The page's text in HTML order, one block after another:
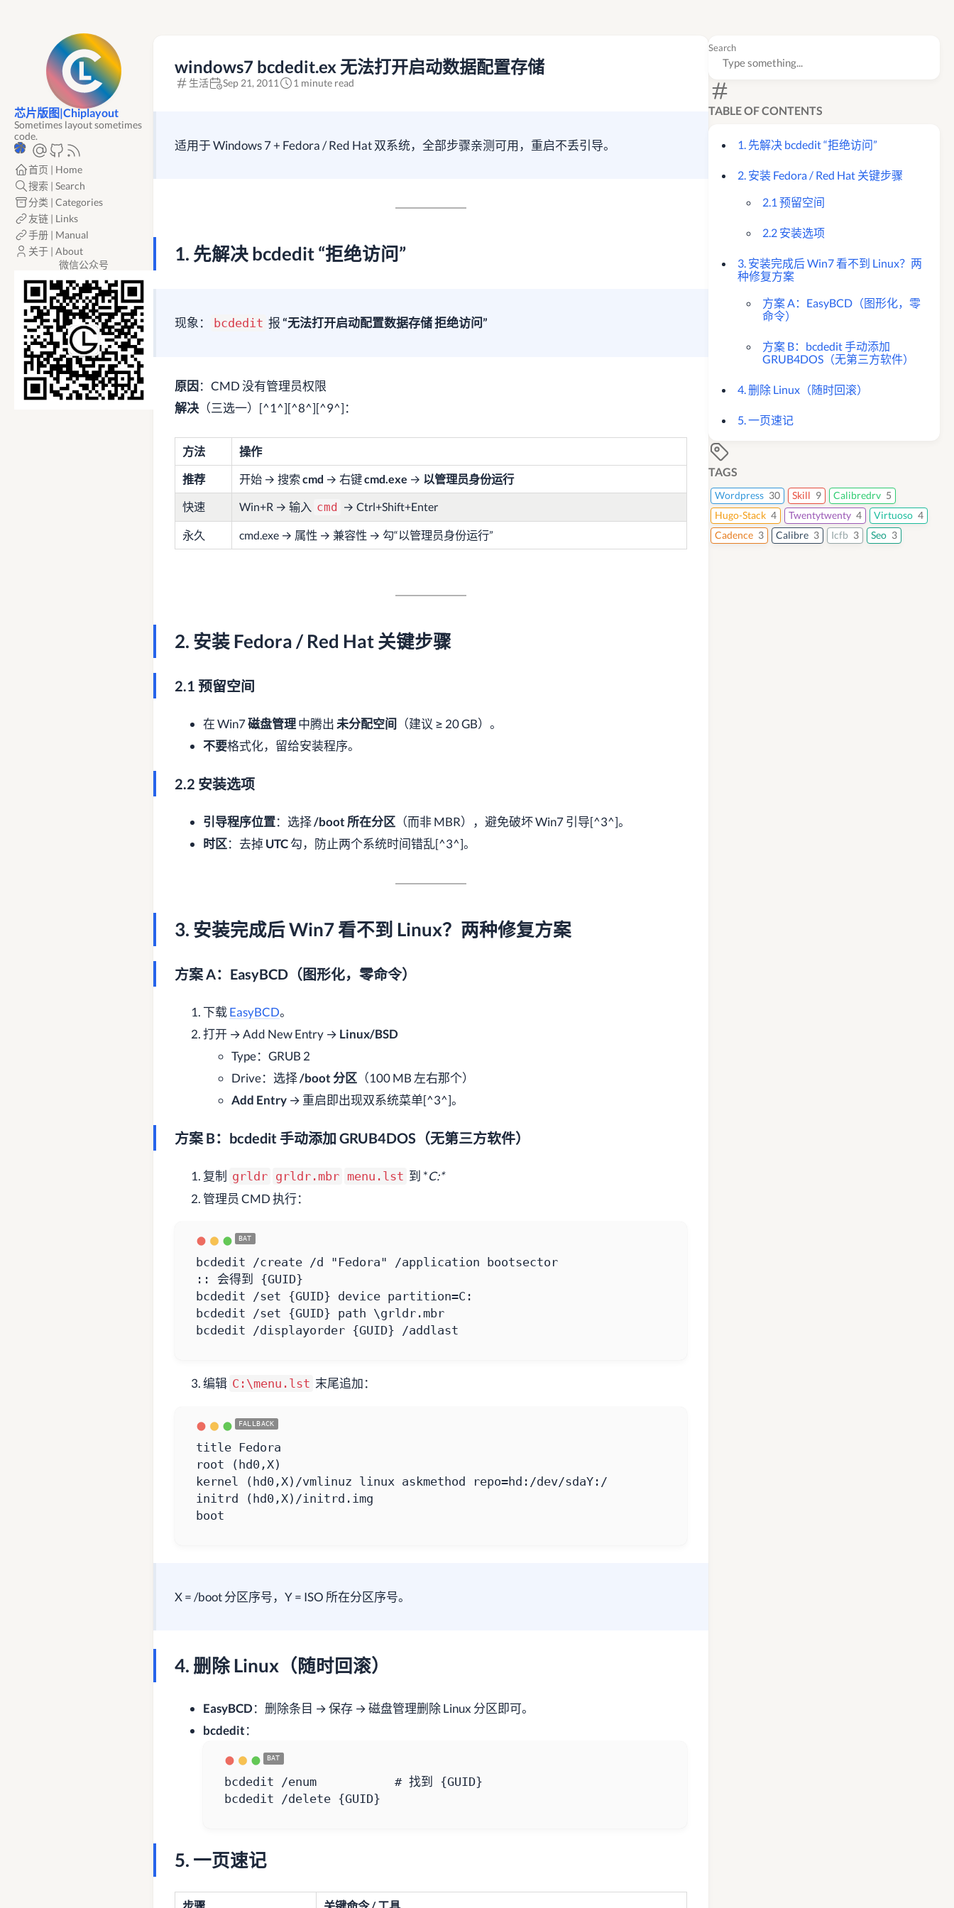
芯片版图|Chiplayout
Sometimes layout sometimes
code.
首页 | Home
搜索 | Search
分类 | Categories
友链 | Links
手册 | Manual
关于 | About
微信公众号
Search
TABLE OF CONTENTS
1. 先解决 bcdedit “拒绝访问”
2. 安装 Fedora / Red Hat 关键步骤
2.1 预留空间
2.2 安装选项
3. 安装完成后 Win7 看不到 Linux？两
种修复方案
方案 A：EasyBCD（图形化，零
命令）
方案 B：bcdedit 手动添加
GRUB4DOS（无第三方软件）
4. 删除 Linux（随时回滚）
5. 一页速记
TAGS
Wordpress 30 Skill 9 Calibredrv 5
Hugo-Stack 4 Twentytwenty 4 Virtuoso 4
Cadence 3 Calibre 3 Icfb 3 Seo 3
windows7 bcdedit.ex 无法打开启动数据配置存储
生活 Sep 21, 2011 1 minute read
适用于 Windows 7 + Fedora / Red Hat 双系统，全部步骤亲测可用，重启不丢引导。
1. 先解决 bcdedit “拒绝访问”
现象： bcdedit 报“无法打开启动配置数据存储 拒绝访问”
原因 ：CMD 没有管理员权限
解决（三选一）[^1^][^8^][^9^]：
方法 操作
推荐 开始 → 搜索cmd → 右键cmd.exe → 以管理员身份运行
快速 Win+R → 输入 cmd → Ctrl+Shift+Enter
永久 cmd.exe → 属性 → 兼容性 → 勾“以管理员身份运行”
2. 安装 Fedora / Red Hat 关键步骤
2.1 预留空间
在 Win7磁盘管理中腾出 未分配空间 （建议 ≥ 20 GB）。
不要格式化，留给安装程序。
2.2 安装选项
引导程序位置：选择/boot 所在分区（而非 MBR），避免破坏 Win7 引导[^3^]。
时区：去掉UTC勾，防止两个系统时间错乱[^3^]。
3. 安装完成后 Win7 看不到 Linux？两种修复方案
方案 A：EasyBCD（图形化，零命令）
下载EasyBCD。
打开 → Add New Entry → Linux/BSD
Type：GRUB 2
Drive：选择/boot 分区（100 MB 左右那个）
Add Entry→ 重启即出现双系统菜单[^3^]。
方案 B：bcdedit 手动添加 GRUB4DOS（无第三方软件）
复制 grldr grldr.mbr menu.lst 到 *C:*
管理员 CMD 执行：
bcdedit /create /d "Fedora"
/application bootsector
: : 会得到 {GUID}
bcdedit /set {GUID} path \grldr.mbr
bcdedit /displayorder {GUID} /addlast
编辑 C:\menu.lst 末尾追加：
boot
X = /boot 分区序号，Y = ISO 所在分区序号。
4. 删除 Linux（随时回滚）
EasyBCD：删除条目 → 保存 → 磁盘管理删除 Linux 分区即可。
bcdedit：
bcdedit /delete {GUID}
5. 一页速记